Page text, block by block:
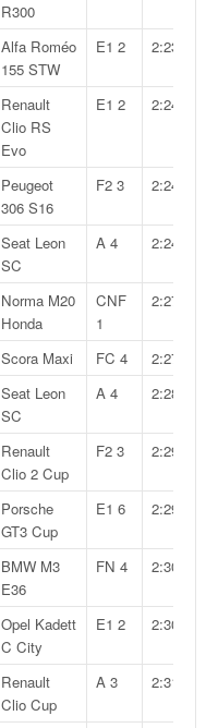
R300
Alfa Roméo
155 STW
E1 2 2:23,618
Renault
Clio RS
Evo
E1 2 2:24,314
Peugeot
306 S16
F2 3 2:24,736
Seat Leon
SC
A 4 2:24,738
Norma M20
Honda
CNF
1
2:27,213
Scora Maxi FC 4
2:27,835
Seat Leon
SC
A 4 2:28,099
Renault
Clio 2 Cup
F2 3 2:29,279
Porsche
GT3 Cup
E1 6 2:29,820
BMW M3
E36
FN 4 2:30,873
Opel Kadett
C City
E1 2 2:30,876
Renault
Clio Cup
A 3 2:31,208